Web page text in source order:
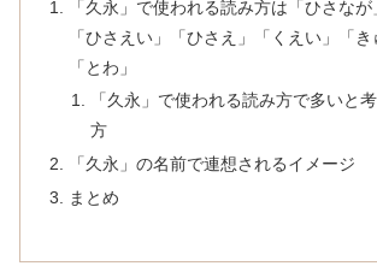
「久永」で使われる読み方は「ひさなが
「ひさえい」「ひさえ」「くえい」「き
「とわ」
「久永」で使われる読み方で多いと
方
「久永」の名前で連想されるイメージ
まとめ